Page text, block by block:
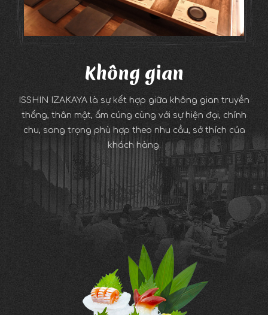
Không gian
ISSHIN IZAKAYA là sự kết hợp giữa không gian truyền
thống, thân mật, ấm cúng cùng với sự hiện đại, chỉnh
chu, sang trọng phù hợp theo nhu cầu, sở thích của
khách hàng.